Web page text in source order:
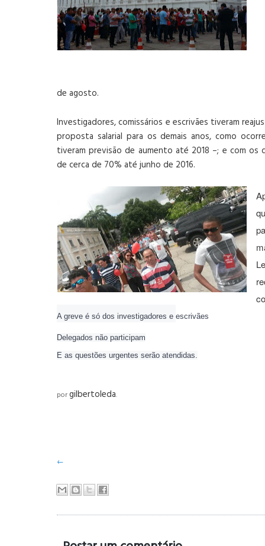
de agosto.
Investigadores, comissários e escrivães tiveram
proposta salarial para os demais anos, como
tiveram previsão de aumento até 2018 –; e com os
de cerca de 70% até junho de 2016.
A greve é só dos investigadores e escrivães
Delegados não participam
E as questões urgentes serão atendidas.
porgilbertoleda.
←